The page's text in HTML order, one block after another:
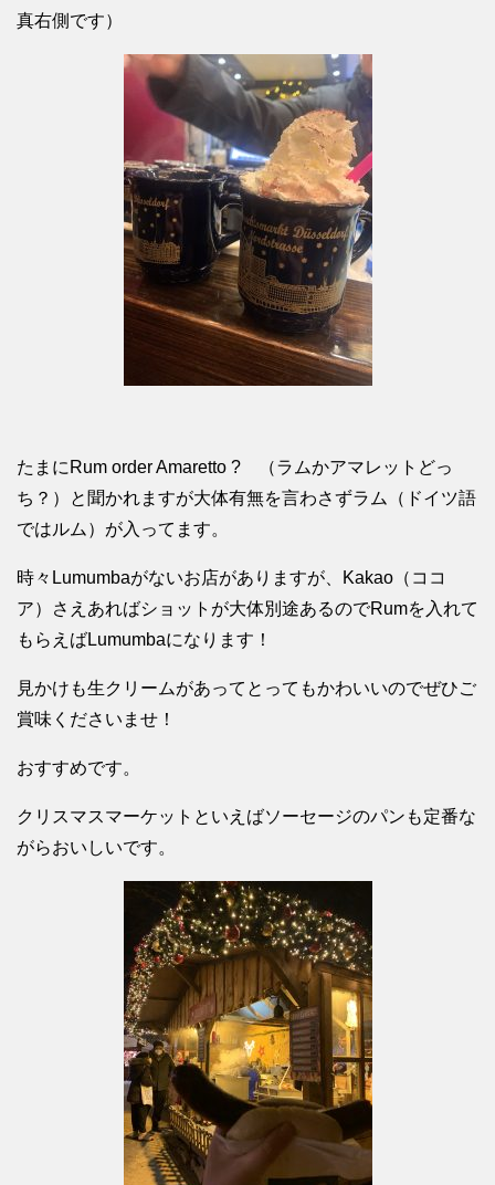
真右側です）
たまにRum order Amaretto ? （ラムかアマレットどっ
ち？）と聞かれますが大体有無を言わさずラム（ドイツ語
ではルム）が入ってます。
時々Lumumbaがないお店がありますが、Kakao（ココ
ア）さえあればショットが大体別途あるのでRumを入れて
もらえばLumumbaになります！
見かけも生クリームがあってとってもかわいいのでぜひご
賞味くださいませ！
おすすめです。
クリスマスマーケットといえばソーセージのパンも定番な
がらおいしいです。